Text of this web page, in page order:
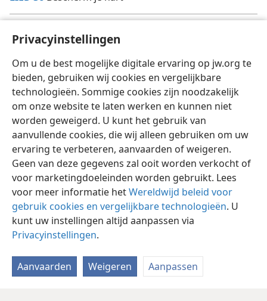
Privacyinstellingen
Om u de best mogelijke digitale ervaring op jw.org te
bieden, gebruiken wij cookies en vergelijkbare
technologieën. Sommige cookies zijn noodzakelijk
om onze website te laten werken en kunnen niet
worden geweigerd. U kunt het gebruik van
aanvullende cookies, die wij alleen gebruiken om uw
ervaring te verbeteren, aanvaarden of weigeren.
Geen van deze gegevens zal ooit worden verkocht of
voor marketingdoeleinden worden gebruikt. Lees
voor meer informatie hetWereldwijd beleid voor
gebruik cookies en vergelijkbare technologieën. U
kunt uw instellingen altijd aanpassen via
Privacyinstellingen.
Aanvaarden Weigeren Aanpassen
bieden heeft. Dit artikel gaat in op een voorbeeld van de boeiende
We zullen zien hoe je ware wijsheid kunt vinden, waarom sommigen
niet op de roep van wijsheid reageren en waarom het goed is er wel
naar te luisteren.
Nederlands Delen Instellingen
Copyright © 2026 Watch Tower Bible and Tract Society of Pennsylvania
Gebruiksvoorwaarden Privacybeleid
Privacyinstellingen
JW.ORG
Inloggen